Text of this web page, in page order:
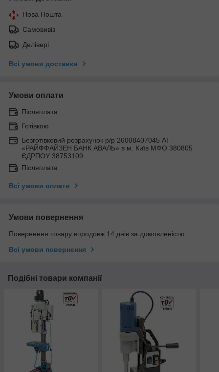
Нова Пошта
Самовивіз
Делівері
Всі умови доставки
Умови оплати
Післяплата
Готівкою
Безготівковий розрахунок р/р 26008407045 АТ
«РАЙФФАЙЗЕН БАНК АВАЛЬ» в м. Київ МФО 380805
ЄДРПОУ 38753109
Післяплата
Всі умови оплати
Умови повернення
Повернення товару впродовж 14 днів за домовленістю
Всі умови повернення
Подібні товари компанії